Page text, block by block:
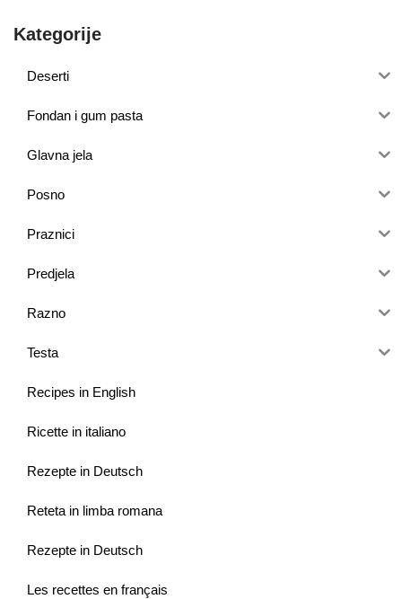
Kategorije
Deserti
Fondan i gum pasta
Glavna jela
Posno
Praznici
Predjela
Razno
Testa
Recipes in English
Ricette in italiano
Rezepte in Deutsch
Reteta in limba romana
Rezepte in Deutsch
Les recettes en français